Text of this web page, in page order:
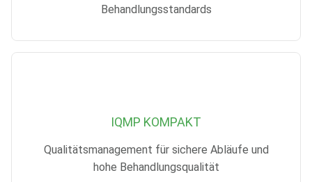
Behandlungsstandards
IQMP KOMPAKT
Qualitätsmanagement für sichere Abläufe und
hohe Behandlungsqualität